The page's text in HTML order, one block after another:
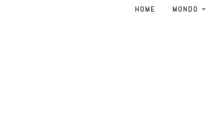
HOME MONDO